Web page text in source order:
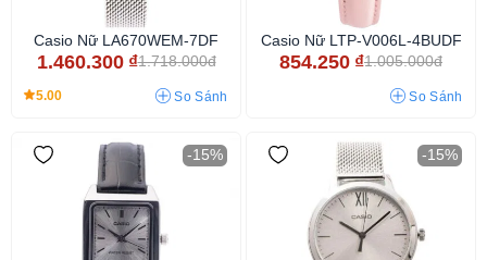
Casio Nữ LA670WEM-7DF
1.460.300 ₫1.718.000đ
5.00 So Sánh
Casio Nữ LTP-V006L-4BUDF
854.250 ₫1.005.000đ
So Sánh
-15% -15%